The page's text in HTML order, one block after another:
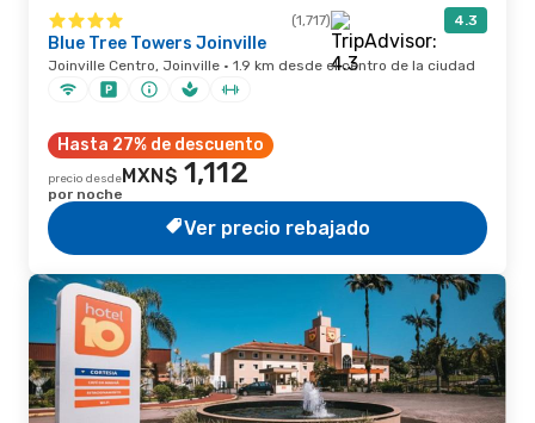
(1,717) 4.3
Blue Tree Towers Joinville
Joinville Centro, Joinville · 1.9 km desde el centro de la ciudad
Hasta 27% de descuento
precio desdeMXN$ 1,112
por noche
Ver precio rebajado